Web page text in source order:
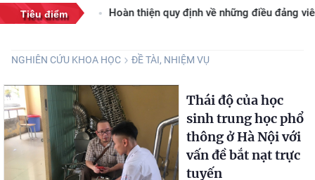
Tiêu điểm Hoàn thiện quy định về những điều đảng
NGHIÊN CỨU KHOA HỌC ĐỀ TÀI, NHIỆM VỤ
Thái độ của học
sinh trung học phổ
thông ở Hà Nội với
vấn đề bắt nạt trực
tuyến